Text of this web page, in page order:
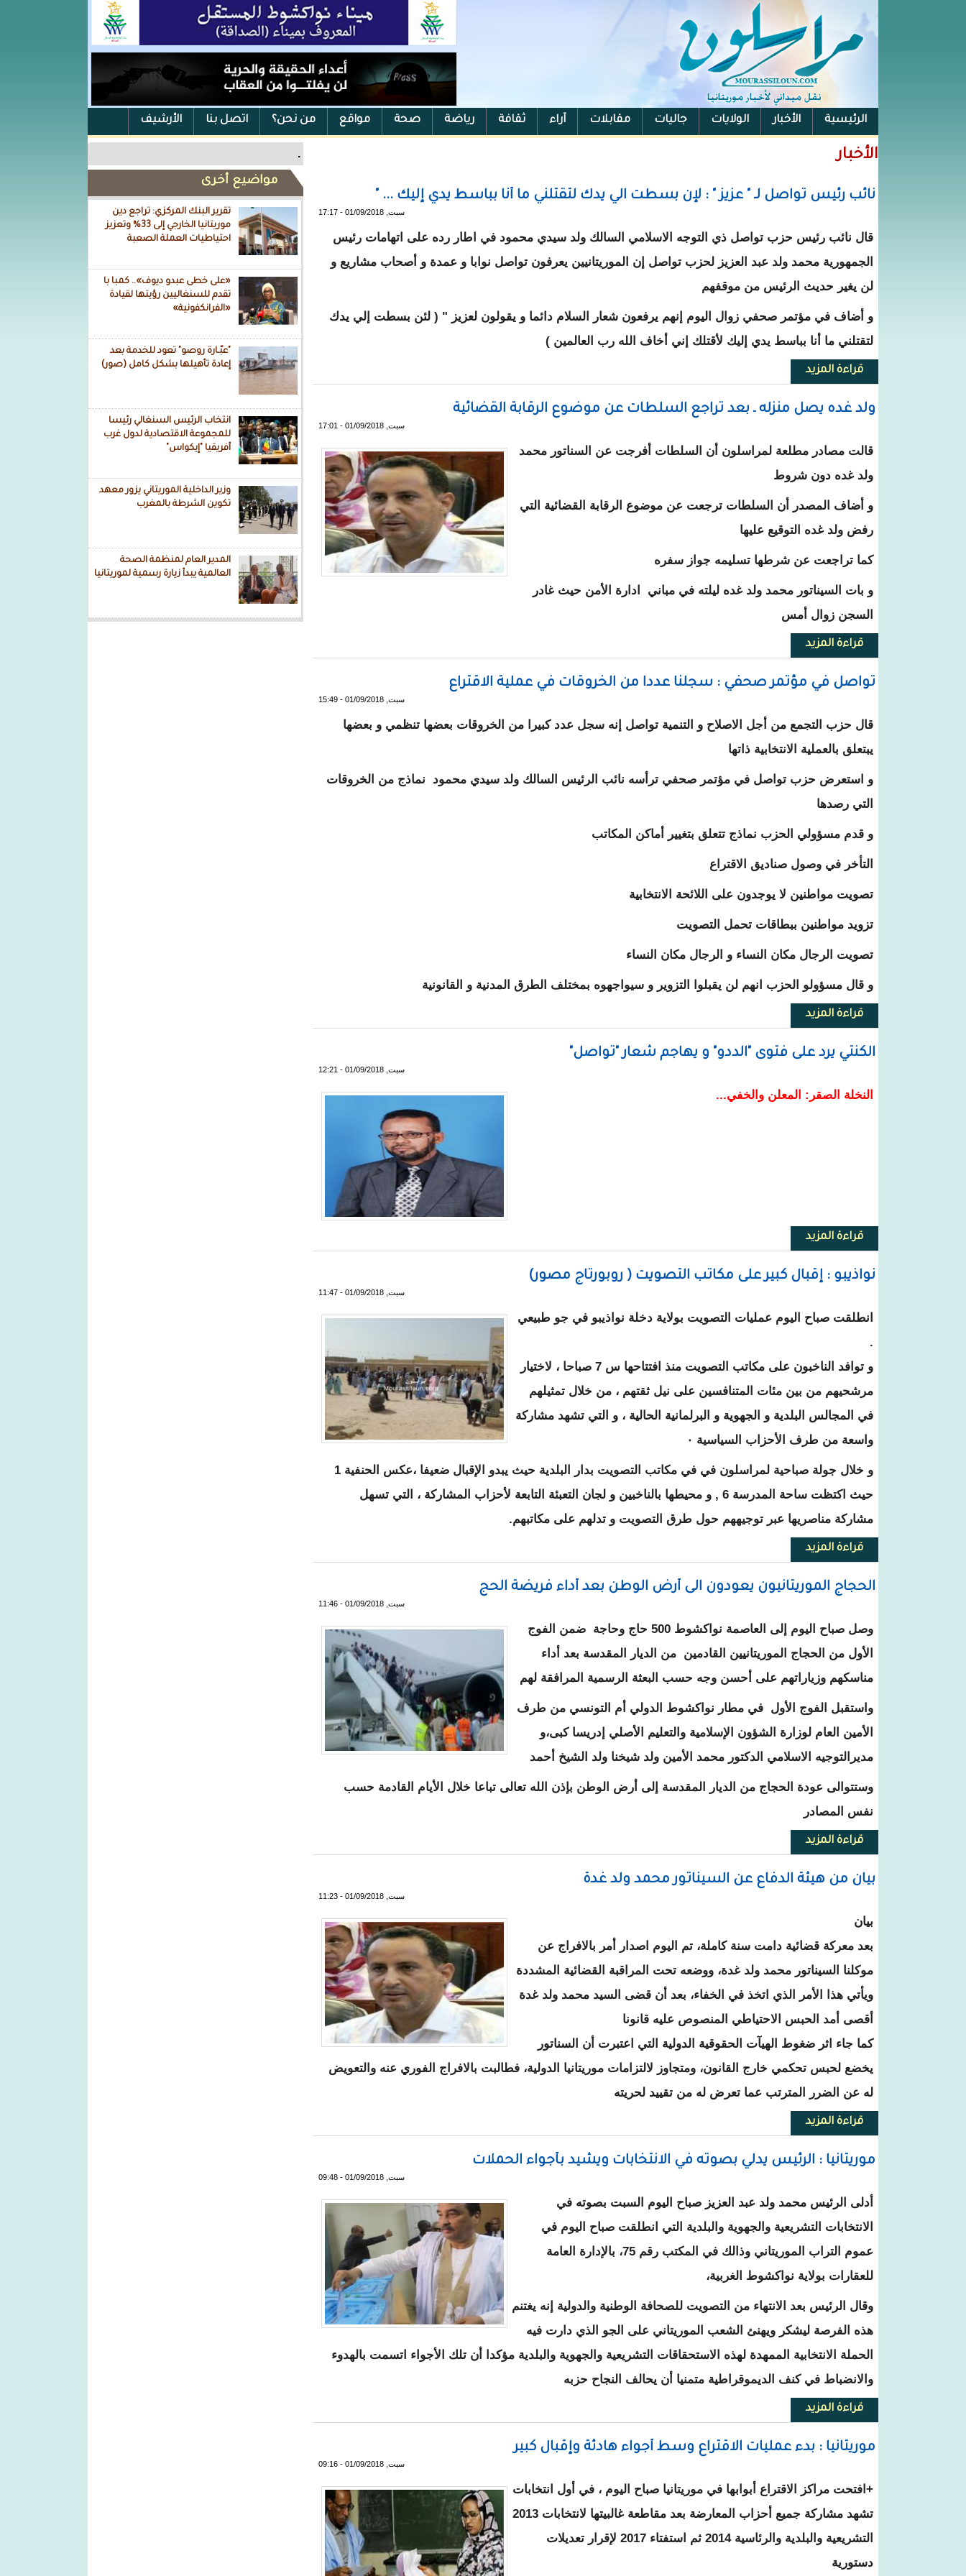
الرئيسية الأخبار الولايات جاليات مقابلات آراء ثقافة رياضة صحة مواقع من نحن؟ اتصل بنا الأرشيف
الفيس بوك .
مواضيع أخرى
تقرير البنك المركزي: تراجع دين
موريتانيا الخارجي إلى 33% وتعزيز
احتياطيات العملة الصعبة
«على خطى عبدو ديوف».. كمبا با
تقدم للسنغاليين رؤيتها لقيادة
«الفرانكفونية»
"عبّـارة روصو" تعود للخدمة بعد
إعادة تأهيلها بشكل كامل (صور)
انتخاب الرئيس السنغالي رئيسا
للمجموعة الاقتصادية لدول غرب
أفريقيا "إيكواس"
وزير الداخلية الموريتاني يزور معهد
تكوين الشرطة بالمغرب
المدير العام لمنظمة الصحة
العالمية يبدأ زيارة رسمية لموريتانيا
الأخبار
نائب رئيس تواصل لـ " عزيز " : لإن بسطت الي يدك لتقتلني ما أنا بباسط يدي إليك ... "
سبت, 01/09/2018 - 17:17
قال نائب رئيس حزب تواصل ذي التوجه الاسلامي السالك ولد سيدي محمود في اطار رده على اتهامات رئيس
الجمهورية محمد ولد عبد العزيز لحزب تواصل إن الموريتانيين يعرفون تواصل نوابا و عمدة و أصحاب مشاريع و
لن يغير حديث الرئيس من موقفهم
و أضاف في مؤتمر صحفي زوال اليوم إنهم يرفعون شعار السلام دائما و يقولون لعزيز " ( لئن بسطت إلي يدك
لتقتلني ما أنا بباسط يدي إليك لأقتلك إني أخاف الله رب العالمين )
قراءة المزيدحول نائب رئيس تواصل لـ " عزيز " : لإن بسطت الي يدك لتقتلني ما أنا بباسط يدي إليك ... "
ولد غده يصل منزله ـ بعد تراجع السلطات عن موضوع الرقابة القضائية
سبت, 01/09/2018 - 17:01
قالت مصادر مطلعة لمراسلون أن السلطات أفرجت عن السناتور محمد
ولد غده دون شروط
و أضاف المصدر أن السلطات ترجعت عن موضوع الرقابة القضائية التي
رفض ولد غده التوقيع عليها
كما تراجعت عن شرطها تسليمه جواز سفره
و بات السيناتور محمد ولد غده ليلته في مباني ادارة الأمن حيث غادر
السجن زوال أمس
قراءة المزيدحول ولد غده يصل منزله ـ بعد تراجع السلطات عن موضوع الرقابة القضائية
تواصل في مؤتمر صحفي : سجلنا عددا من الخروقات في عملية الاقتراع
سبت, 01/09/2018 - 15:49
قال حزب التجمع من أجل الاصلاح و التنمية تواصل إنه سجل عدد كبيرا من الخروقات بعضها تنظمي و بعضها
يبتعلق بالعملية الانتخابية ذاتها
و استعرض حزب تواصل في مؤتمر صحفي ترأسه نائب الرئيس السالك ولد سيدي محمود نماذج من الخروقات
التي رصدها
و قدم مسؤولي الحزب نماذج تتعلق بتغيير أماكن المكاتب
التأخر في وصول صناديق الاقتراع
تصويت مواطنين لا يوجدون على اللائحة الانتخابية
تزويد مواطنين ببطاقات تحمل التصويت
تصويت الرجال مكان النساء و الرجال مكان النساء
و قال مسؤولو الحزب انهم لن يقبلوا التزوير و سيواجهوه بمختلف الطرق المدنية و القانونية
قراءة المزيدحول تواصل في مؤتمر صحفي : سجلنا عددا من الخروقات في عملية الاقتراع
الكنتي يرد على فتوى "الددو" و يهاجم شعار "تواصل"
سبت, 01/09/2018 - 12:21
النخلة الصقر: المعلن والخفي...
قراءة المزيدحول الكنتي يرد على فتوى "الددو" و يهاجم شعار "تواصل"
نواذيبو : إقبال كبير على مكاتب التصويت ( روبورتاج مصور)
سبت, 01/09/2018 - 11:47
انطلقت صباح اليوم عمليات التصويت بولاية دخلة نواذيبو في جو طبيعي
.
و توافد الناخبون على مكاتب التصويت منذ افتتاحها س 7 صباحا ، لاختيار
مرشحيهم من بين مئات المتنافسين على نيل ثقتهم ، من خلال تمثيلهم
في المجالس البلدية و الجهوية و البرلمانية الحالية ، و التي تشهد مشاركة
واسعة من طرف الأحزاب السياسية ٠
و خلال جولة صباحية لمراسلون في في مكاتب التصويت بدار البلدية حيث يبدو الإقبال ضعيفا ،عكس الحنفية 1
حيث اكتظت ساحة المدرسة 6 , و محيطها بالناخبين و لجان التعبئة التابعة لأحزاب المشاركة ، التي تسهل
مشاركة مناصريها عبر توجيههم حول طرق التصويت و تدلهم على مكاتبهم.
قراءة المزيدحول نواذيبو : إقبال كبير على مكاتب التصويت ( روبورتاج مصور)
الحجاج الموريتانيون يعودون الى أرض الوطن بعد أداء فريضة الحج
سبت, 01/09/2018 - 11:46
وصل صباح اليوم إلى العاصمة نواكشوط 500 حاج وحاجة ضمن الفوج
الأول من الحجاج الموريتانيين القادمين من الديار المقدسة بعد أداء
مناسكهم وزياراتهم على أحسن وجه حسب البعثة الرسمية المرافقة لهم
واستقبل الفوج الأول في مطار نواكشوط الدولي أم التونسي من طرف
الأمين العام لوزارة الشؤون الإسلامية والتعليم الأصلي إدريسا كبى،و
مديرالتوجيه الاسلامي الدكتور محمد الأمين ولد شيخنا ولد الشيخ أحمد
وستتوالى عودة الحجاج من الديار المقدسة إلى أرض الوطن بإذن الله تعالى تباعا خلال الأيام القادمة حسب
نفس المصادر
قراءة المزيدحول الحجاج الموريتانيون يعودون الى أرض الوطن بعد أداء فريضة الحج
بيان من هيئة الدفاع عن السيناتور محمد ولد غدة
سبت, 01/09/2018 - 11:23
بيان
بعد معركة قضائية دامت سنة كاملة، تم اليوم اصدار أمر بالافراج عن
موكلنا السيناتور محمد ولد غدة، ووضعه تحت المراقبة القضائية المشددة
ويأتي هذا الأمر الذي اتخذ في الخفاء، بعد أن قضى السيد محمد ولد غدة
أقصى أمد الحبس الاحتياطي المنصوص عليه قانونا
كما جاء اثر ضغوط الهيآت الحقوقية الدولية التي اعتبرت أن السناتور
يخضع لحبس تحكمي خارج القانون، ومتجاوز لالتزامات موريتانيا الدولية، فطالبت بالافراج الفوري عنه والتعويض
له عن الضرر المترتب عما تعرض له من تقييد لحريته
قراءة المزيدحول بيان من هيئة الدفاع عن السيناتور محمد ولد غدة
موريتانيا : الرئيس يدلي بصوته في الانتخابات ويشيد بأجواء الحملات
سبت, 01/09/2018 - 09:48
أدلى الرئيس محمد ولد عبد العزيز صباح اليوم السبت بصوته في
الانتخابات التشريعية والجهوية والبلدية التي انطلقت صباح اليوم في
عموم التراب الموريتاني وذالك في المكتب رقم 75، بالإدارة العامة
للعقارات بولاية نواكشوط الغربية،
وقال الرئيس بعد الانتهاء من التصويت للصحافة الوطنية والدولية إنه يغتنم
هذه الفرصة ليشكر ويهنئ الشعب الموريتاني على الجو الذي دارت فيه
الحملة الانتخابية الممهدة لهذه الاستحقاقات التشريعية والجهوية والبلدية مؤكدا أن تلك الأجواء اتسمت بالهدوء
والانضباط في كنف الديموقراطية متمنيا أن يحالف النجاح حزبه
قراءة المزيدحول موريتانيا : الرئيس يدلي بصوته في الانتخابات ويشيد بأجواء الحملات
موريتانيا : بدء عمليات الاقتراع وسط أجواء هادئة وإقبال كبير
سبت, 01/09/2018 - 09:16
+ا فتحت مراكز الاقتراع أبوابها في موريتانيا صباح اليوم ، في أول انتخابات
تشهد مشاركة جميع أحزاب المعارضة بعد مقاطعة غالبيتها لانتخابات 2013
التشريعية والبلدية والرئاسية 2014 ثم استفتاء 2017 لإقرار تعديلات
دستورية